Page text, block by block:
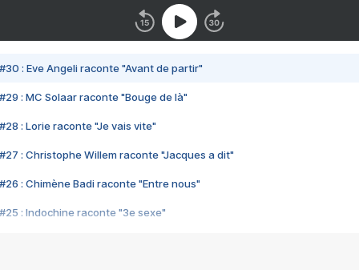
#30 : Eve Angeli raconte "Avant de partir"
#29 : MC Solaar raconte "Bouge de là"
#28 : Lorie raconte "Je vais vite"
#27 : Christophe Willem raconte "Jacques a dit"
#26 : Chimène Badi raconte "Entre nous"
#25 : Indochine raconte "3e sexe"